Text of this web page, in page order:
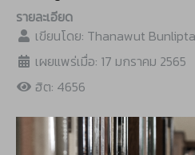
รายละเอียด
เขียนโดย: Thanawut
เผยแพร่เมื่อ: 17 มกราคม 2565
ฮิต: 4656